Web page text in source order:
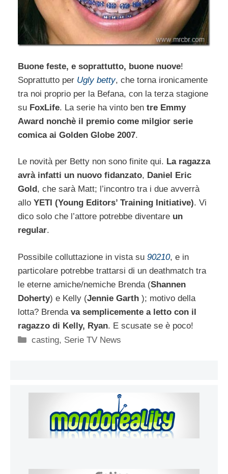
Buone feste, e soprattutto, buone nuove!
Soprattutto per Ugly betty, che torna ironicamente
tra noi proprio per la Befana, con la terza stagione
su FoxLife. La serie ha vinto ben tre Emmy
Award nonchè il premio come milgior serie
comica ai Golden Globe 2007.
Le novità per Betty non sono finite qui. La ragazza
avrà infatti un nuovo fidanzato, Daniel Eric
Gold, che sarà Matt; l’incontro tra i due avverrà
allo YETI (Young Editors’ Training Initiative). Vi
dico solo che l’attore potrebbe diventare un
regular.
Possibile colluttazione in vista su 90210, e in
particolare potrebbe trattarsi di un deathmatch tra
le eterne amiche/nemiche Brenda (Shannen
Doherty) e Kelly (Jennie Garth ); motivo della
lotta? Brenda va semplicemente a letto con il
ragazzo di Kelly, Ryan. E scusate se è poco!
Categorie
casting, Serie TV News